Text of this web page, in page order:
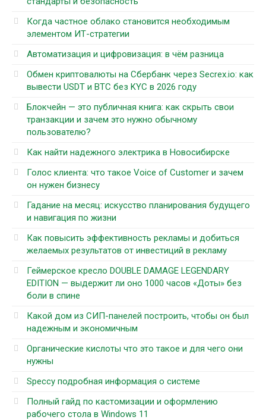
Когда частное облако становится необходимым
элементом ИТ-стратегии
Автоматизация и цифровизация: в чём разница
Обмен криптовалюты на Сбербанк через Secrex.io: как
вывести USDT и BTC без KYC в 2026 году
Блокчейн — это публичная книга: как скрыть свои
транзакции и зачем это нужно обычному
пользователю?
Как найти надежного электрика в Новосибирске
Голос клиента: что такое Voice of Customer и зачем
он нужен бизнесу
Гадание на месяц: искусство планирования будущего
и навигация по жизни
Как повысить эффективность рекламы и добиться
желаемых результатов от инвестиций в рекламу
Геймерское кресло DOUBLE DAMAGE LEGENDARY
EDITION — выдержит ли оно 1000 часов «Доты» без
боли в спине
Какой дом из СИП-панелей построить, чтобы он был
надежным и экономичным
Органические кислоты что это такое и для чего они
нужны
Speccy подробная информация о системе
Полный гайд по кастомизации и оформлению
рабочего стола в Windows 11